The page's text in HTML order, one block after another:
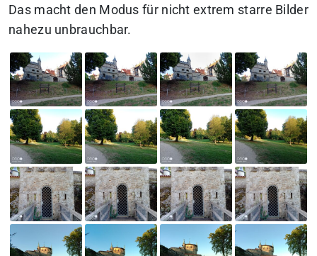
Das macht den Modus für nicht extrem starre Bilder
nahezu unbrauchbar.